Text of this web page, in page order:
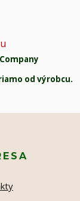
od výrobcu.